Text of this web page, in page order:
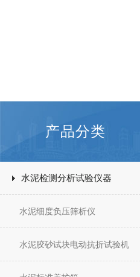
产品分类
水泥检测分析试验仪器
水泥细度负压筛析仪
水泥胶砂试块电动抗折试验机